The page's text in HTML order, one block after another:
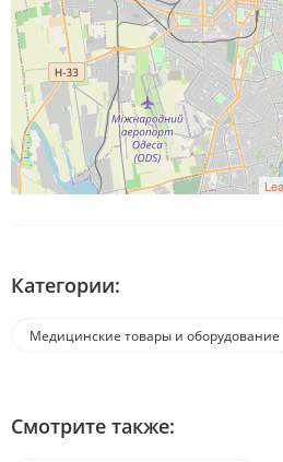
Категории:
Медицинские товары и оборудование
Смотрите также: